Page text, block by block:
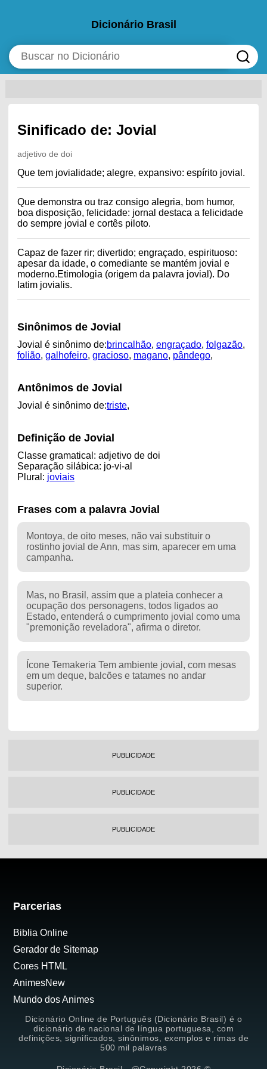
Dicionário Brasil
Sinificado de: Jovial
adjetivo de doi
Que tem jovialidade; alegre, expansivo: espírito jovial.
Que demonstra ou traz consigo alegria, bom humor,
boa disposição, felicidade: jornal destaca a felicidade
do sempre jovial e cortês piloto.
Capaz de fazer rir; divertido; engraçado, espirituoso:
apesar da idade, o comediante se mantém jovial e
moderno.Etimologia (origem da palavra jovial). Do
latim jovialis.
Sinônimos de Jovial
Jovial é sinônimo de:brincalhão, engraçado, folgazão,
folião, galhofeiro, gracioso, magano, pândego,
Antônimos de Jovial
Jovial é sinônimo de:triste,
Definição de Jovial
Classe gramatical: adjetivo de doi
Separação silábica: jo-vi-al
Plural: joviais
Frases com a palavra Jovial
Montoya, de oito meses, não vai substituir o
rostinho jovial de Ann, mas sim, aparecer em uma
campanha.
Mas, no Brasil, assim que a plateia conhecer a
ocupação dos personagens, todos ligados ao
Estado, entenderá o cumprimento jovial como uma
"premonição reveladora", afirma o diretor.
Ícone Temakeria Tem ambiente jovial, com mesas
em um deque, balcões e tatames no andar
superior.
PUBLICIDADE
PUBLICIDADE
PUBLICIDADE
Parcerias
Biblia Online
Gerador de Sitemap
Cores HTML
AnimesNew
Mundo dos Animes
Dicionário Online de Português (Dicionário Brasil) é o
dicionário de nacional de língua portuguesa, com
definições, significados, sinônimos, exemplos e rimas de
500 mil palavras